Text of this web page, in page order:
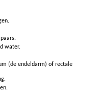
water.
(de endeldarm) of rectale